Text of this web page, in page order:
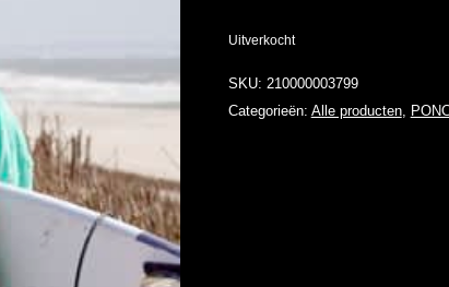
Uitverkocht
SKU: 210000003799
Categorieën: Alle producten,